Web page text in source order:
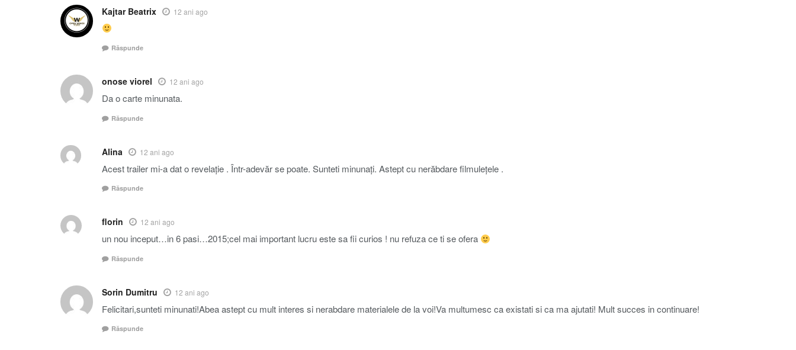
Kajtar Beatrix 12 ani ago
Răspunde
onose viorel 12 ani ago
Da o carte minunata.
Răspunde
Alina 12 ani ago
Acest trailer mi-a dat o revelație . Într-adevăr se poate. Sunteti minunați. Astept cu nerăbdare filmulețele .
Răspunde
florin 12 ani ago
un nou inceput…in 6 pasi…2015;cel mai important lucru este sa fii curios ! nu refuza ce ti se ofera
Răspunde
Sorin Dumitru 12 ani ago
Felicitari,sunteti minunati!Abea astept cu mult interes si nerabdare materialele de la voi!Va multumesc ca existati si ca ma ajutati! Mult succes in continuare!
Răspunde